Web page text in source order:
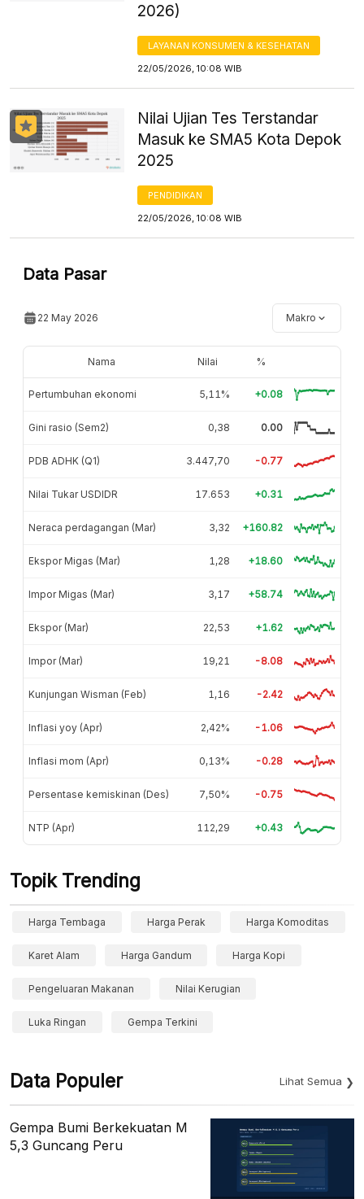
2026)
LAYANAN KONSUMEN & KESEHATAN
22/05/2026, 10:08 WIB
Nilai Ujian Tes Terstandar
Masuk ke SMA5 Kota Depok
2025
PENDIDIKAN
22/05/2026, 10:08 WIB
Data Pasar
22 May 2026 Makro
Nama Nilai %
Pertumbuhan ekonomi 5,11% +0.08
Gini rasio (Sem2) 0,38 0.00
PDB ADHK (Q1) 3.447,70 -0.77
Nilai Tukar USDIDR 17.653 +0.31
Neraca perdagangan (Mar) 3,32 +160.82
Ekspor Migas (Mar) 1,28 +18.60
Impor Migas (Mar) 3,17 +58.74
Ekspor (Mar) 22,53 +1.62
Impor (Mar) 19,21 -8.08
Kunjungan Wisman (Feb) 1,16 -2.42
Inflasi yoy (Apr) 2,42% -1.06
Inflasi mom (Apr) 0,13% -0.28
Persentase kemiskinan (Des) 7,50% -0.75
NTP (Apr) 112,29 +0.43
Topik Trending
Harga Tembaga Harga Perak Harga Komoditas
Karet Alam Harga Gandum Harga Kopi
Pengeluaran Makanan Nilai Kerugian
Luka Ringan Gempa Terkini
Data Populer Lihat Semua
Gempa Bumi Berkekuatan M
5,3 Guncang Peru